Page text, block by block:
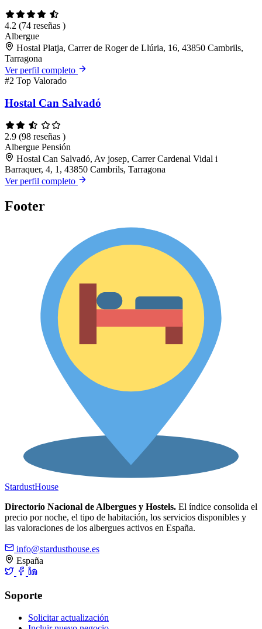
4.2 (74 reseñas )
Albergue
Hostal Platja, Carrer de Roger de Llúria, 16, 43850 Cambrils,
Tarragona
Ver perfil completo
#2 Top Valorado
Hostal Can Salvadó
2.9 (98 reseñas )
Albergue Pensión
Hostal Can Salvadó, Av josep, Carrer Cardenal Vidal i
Barraquer, 4, 1, 43850 Cambrils, Tarragona
Ver perfil completo
Footer
StardustHouse
Directorio Nacional de Albergues y Hostels. El índice consolida el
precio por noche, el tipo de habitación, los servicios disponibles y
las valoraciones de los albergues activos en España.
info@stardusthouse.es
España
Soporte
Solicitar actualización